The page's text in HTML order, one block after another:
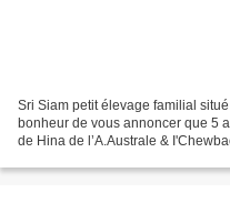
Sri Siam petit élevage familial
bonheur de vous annoncer que 5
de Hina de l’A.Australe &